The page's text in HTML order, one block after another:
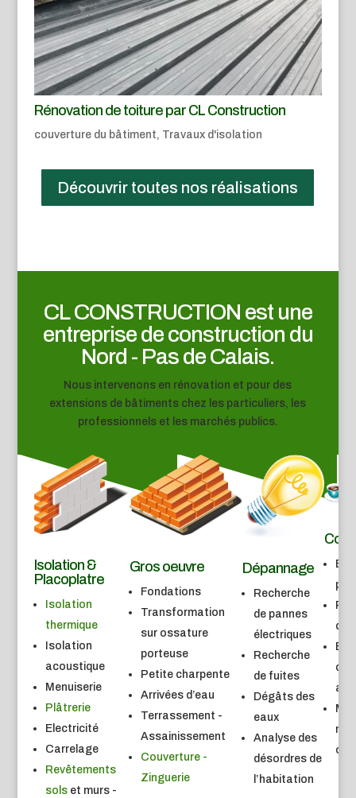
Rénovation de toiture par CL Construction
couverture du bâtiment, Travaux d'isolation
Découvrir toutes nos réalisations
CL CONSTRUCTION est une
entreprise de construction du
Nord - Pas de Calais.
Nous intervenons en rénovation et pour des
extensions de bâtiments chez les particuliers, les
professionnels et les marchés publics.
Isolation &
Placoplatre
Isolation
thermique
Isolation
acoustique
Menuiserie
Plâtrerie
Electricité
Carrelage
Revêtements
solset murs -
Gros oeuvre
Fondations
Transformation
sur ossature
porteuse
Petite charpente
Arrivées d’eau
Terrassement -
Assainissement
Couverture -
Zinguerie
Dépannage
Recherche
de pannes
électriques
Recherche
de fuites
Dégâts des
eaux
Analyse des
désordres de
l’habitation
de